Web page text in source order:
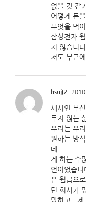
없을 것 같
어떻게 돈
무엇을 먹
삼성전자
지 않습니다.
저도 부근
hsuji2
새사연 부
두지 않는
우리는 우
원하는 방
데
게 하는 수
언이었습
은 월급으
던 회사가
망하고…제